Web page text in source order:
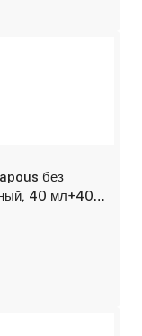
без
40 мл+40